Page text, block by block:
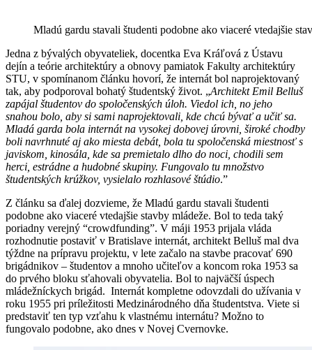
Mladú gardu stavali študenti podobne ako viaceré vtedajšie
Jedna z bývalých obyvateliek, docentka Eva Kráľová z Ústavu
dejín a teórie architektúry a obnovy pamiatok Fakulty architektúry
STU, v spomínanom článku hovorí, že internát bol naprojektovaný
tak, aby podporoval bohatý študentský život. „Architekt Emil Belluš
zapájal študentov do spoločenských úloh. Viedol ich, no jeho
snahou bolo, aby si sami naprojektovali, kde chcú bývať a učiť sa.
Mladá garda bola internát na vysokej dobovej úrovni, široké chodby
boli navrhnuté aj ako miesta debát, bola tu spoločenská miestnosť s
javiskom, kinosála, kde sa premietalo dlho do noci, chodili sem
herci, estrádne a hudobné skupiny. Fungovalo tu množstvo
študentských krúžkov, vysielalo rozhlasové štúdio.”
Z článku sa ďalej dozvieme, že Mladú gardu stavali študenti
podobne ako viaceré vtedajšie stavby mládeže. Bol to teda taký
poriadny verejný “crowdfunding”. V máji 1953 prijala vláda
rozhodnutie postaviť v Bratislave internát, architekt Belluš mal dva
týždne na prípravu projektu, v lete začalo na stavbe pracovať 690
brigádnikov – študentov a mnoho učiteľov a koncom roka 1953 sa
do prvého bloku sťahovali obyvatelia. Bol to najväčší úspech
mládežníckych brigád. Internát kompletne odovzdali do užívania v
roku 1955 pri príležitosti Medzinárodného dňa študentstva. Viete si
predstaviť ten typ vzťahu k vlastnému internátu? Možno to
fungovalo podobne, ako dnes v Novej Cvernovke.